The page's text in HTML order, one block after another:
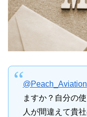
@Peach_Aviation
ますか？自分の
人が間違えて貴